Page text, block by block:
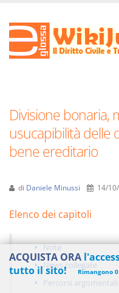
Divisione bonaria,
usucapibilità delle
bene ereditario
di Daniele Minussi 14/
Elenco dei capitoli
Note
News collegate
Percorsi argomentali
ACQUISTA ORA
tutto il sito!
Rimangono